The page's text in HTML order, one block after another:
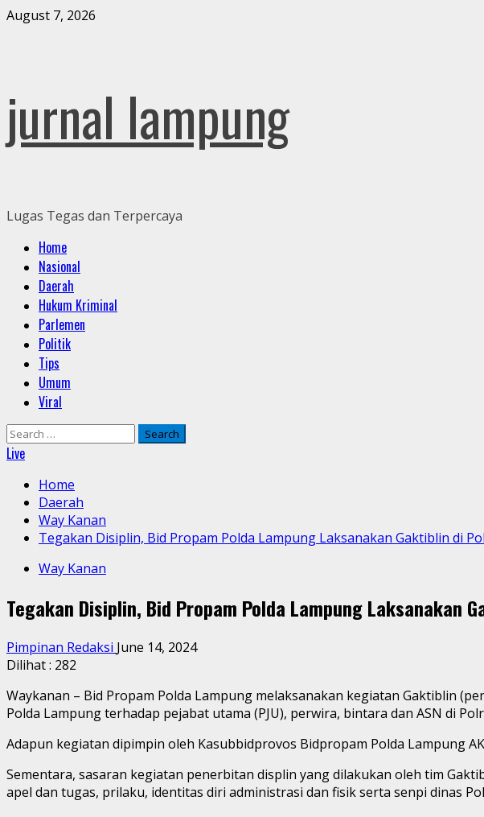
Skip
August 7, 2026
jurnal lampung
Lugas Tegas dan Terpercaya
Primary
Menu
Home
Nasional
Daerah
Hukum Kriminal
Parlemen
Politik
Tips
Umum
Viral
Search
for:
Live
Home
Daerah
Way Kanan
Tegakan Disiplin, Bid Propam Polda Lampung Laksanakan Gaktiblin di
Way Kanan
Tegakan Disiplin, Bid Propam Polda Lampung Laksanakan
Pimpinan Redaksi June 14, 2024
Dilihat : 282
Waykanan – Bid Propam Polda Lampung melaksanakan kegiatan Gaktiblin
Polda Lampung terhadap pejabat utama (PJU), perwira, bintara dan ASN di
Adapun kegiatan dipimpin oleh Kasubbidprovos Bidpropam Polda Lampung
Sementara, sasaran kegiatan penerbitan displin yang dilakukan oleh tim
apel dan tugas, prilaku, identitas diri administrasi dan fisik serta senpi dinas